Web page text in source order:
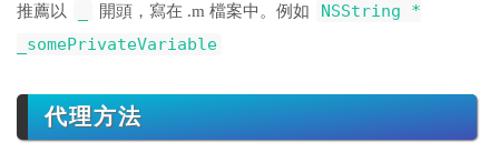
推薦以 開頭，寫在 .m 檔案中。例如
NSString *
_somePrivateVariable
代理方法